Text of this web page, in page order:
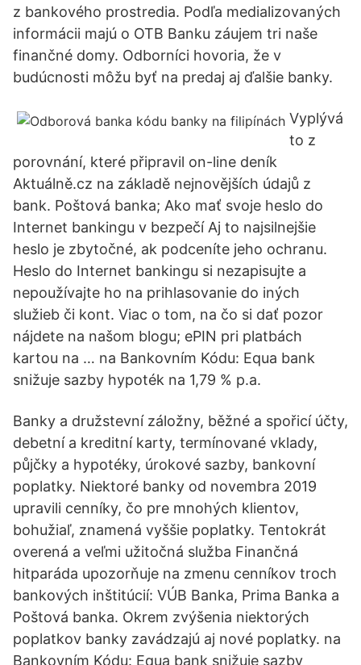
z bankového prostredia. Podľa medializovaných
informácii majú o OTB Banku záujem tri naše
finančné domy. Odborníci hovoria, že v
budúcnosti môžu byť na predaj aj ďalšie banky.
Vyplývá
to z
porovnání, které připravil on-line deník
Aktuálně.cz na základě nejnovějších údajů z
bank. Poštová banka; Ako mať svoje heslo do
Internet bankingu v bezpečí Aj to najsilnejšie
heslo je zbytočné, ak podceníte jeho ochranu.
Heslo do Internet bankingu si nezapisujte a
nepoužívajte ho na prihlasovanie do iných
služieb či kont. Viac o tom, na čo si dať pozor
nájdete na našom blogu; ePIN pri platbách
kartou na … na Bankovním Kódu: Equa bank
snižuje sazby hypoték na 1,79 % p.a.
Banky a družstevní záložny, běžné a spořicí účty,
debetní a kreditní karty, termínované vklady,
půjčky a hypotéky, úrokové sazby, bankovní
poplatky. Niektoré banky od novembra 2019
upravili cenníky, čo pre mnohých klientov,
bohužiaľ, znamená vyššie poplatky. Tentokrát
overená a veľmi užitočná služba Finančná
hitparáda upozorňuje na zmenu cenníkov troch
bankových inštitúcií: VÚB Banka, Prima Banka a
Poštová banka. Okrem zvýšenia niektorých
poplatkov banky zavádzajú aj nové poplatky. na
Bankovním Kódu: Equa bank snižuje sazby